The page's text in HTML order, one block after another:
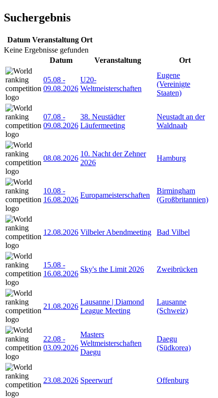
Suchergebnis
Datum Veranstaltung Ort
Keine Ergebnisse gefunden
Datum
Veranstaltung Ort
05.08 -
09.08.2026
U20-
Weltmeisterschaften
Eugene
(Vereinigte
Staaten)
07.08 -
09.08.2026
38. Neustädter
Läufermeeting
Neustadt an der
Waldnaab
08.08.2026
10. Nacht der Zehner
2026
Hamburg
10.08 -
16.08.2026
Europameisterschaften
Birmingham
(Großbritannien)
12.08.2026 Vilbeler Abendmeeting Bad Vilbel
15.08 -
16.08.2026
Sky's the Limit 2026 Zweibrücken
21.08.2026
Lausanne | Diamond
League Meeting
Lausanne
(Schweiz)
22.08 -
03.09.2026
Masters
Weltmeisterschaften
Daegu
Daegu
(Südkorea)
23.08.2026 Speerwurf Offenburg